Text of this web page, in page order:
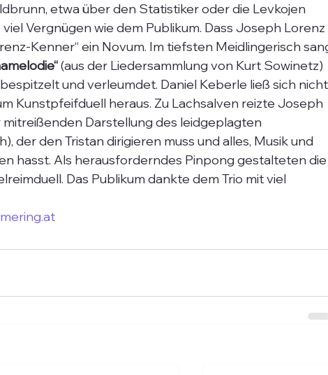
etwa über den Statistiker oder die Levkojen
Vergnügen wie dem Publikum. Dass Joseph Lorenz
Kenner“ ein Novum. Im tiefsten Meidlingerisch
(aus der Liedersammlung von Kurt Sowinetz)
bespitzelt und verleumdet. Daniel Keberle ließ sich
Kunstpfeifduell heraus. Zu Lachsalven reizte Joseph
mitreißenden Darstellung des leidgeplagten
der den Tristan dirigieren muss und alles, Musik und
hasst. Als herausforderndes Pinpong gestalteten
Das Publikum dankte dem Trio mit viel